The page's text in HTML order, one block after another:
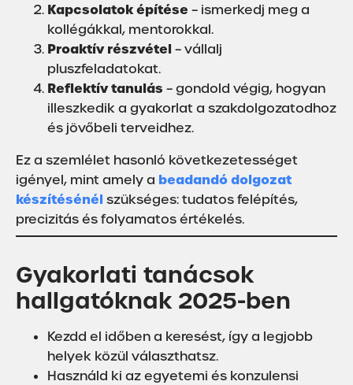
Kapcsolatok építése – ismerkedj meg a
kollégákkal, mentorokkal.
Proaktív részvétel – vállalj
pluszfeladatokat.
Reflektív tanulás – gondold végig, hogyan
illeszkedik a gyakorlat a szakdolgozatodhoz
és jövőbeli terveidhez.
Ez a szemlélet hasonló következetességet
igényel, mint amely a beadandó dolgozat
készítésénél szükséges: tudatos felépítés,
precizitás és folyamatos értékelés.
Gyakorlati tanácsok
hallgatóknak 2025-ben
Kezdd el időben a keresést, így a legjobb
helyek közül választhatsz.
Használd ki az egyetemi és konzulensi